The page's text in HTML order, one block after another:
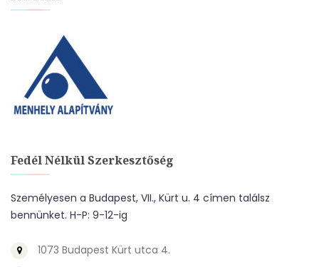
Fedél Nélkül Szerkesztőség
Személyesen a Budapest, VII., Kürt u. 4 címen találsz
bennünket. H-P: 9-12-ig
1073 Budapest Kürt utca 4.